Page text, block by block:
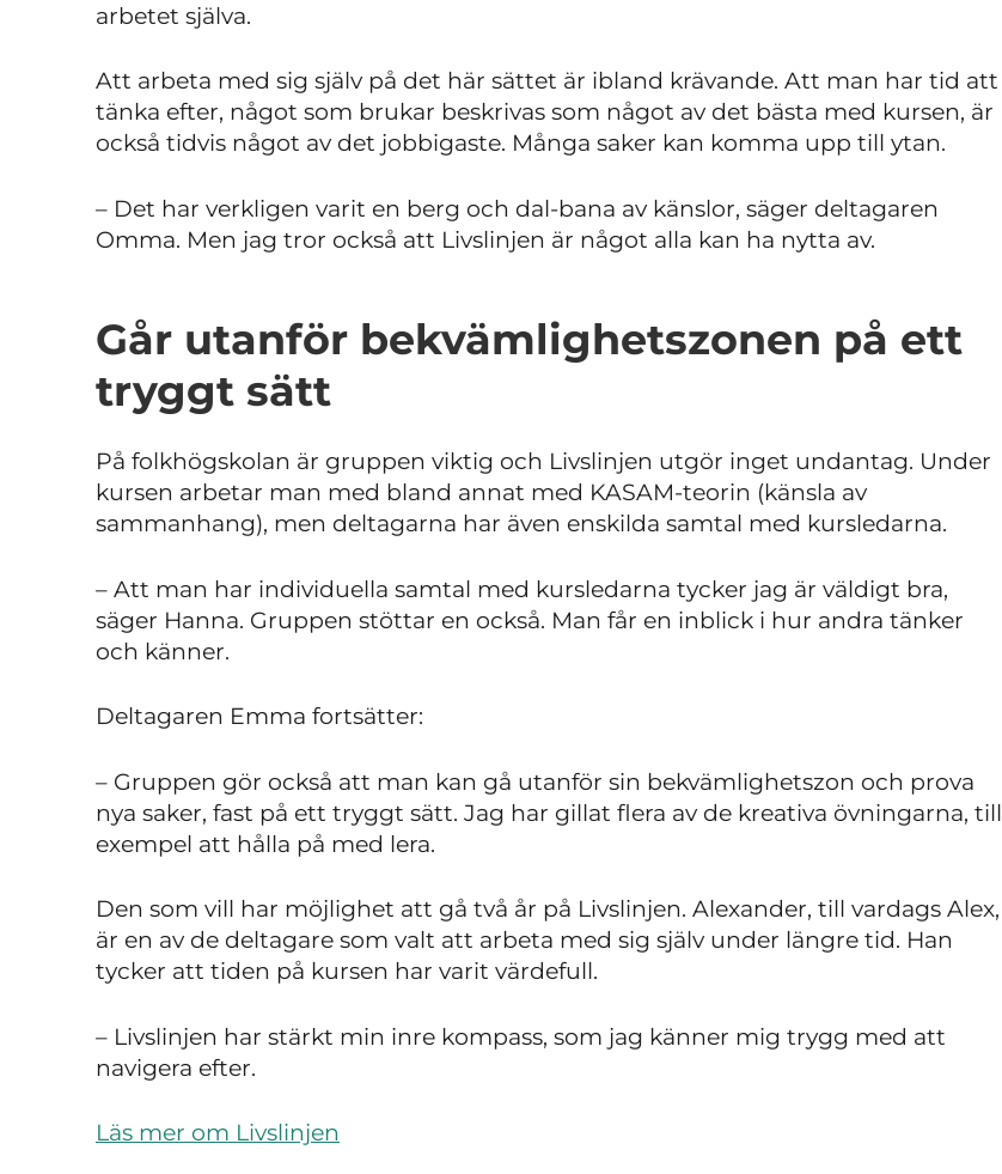
arbetet själva.
Att arbeta med sig själv på det här sättet är ibland krävande. Att man har tid att
tänka efter, något som brukar beskrivas som något av det bästa med kursen, är
också tidvis något av det jobbigaste. Många saker kan komma upp till ytan.
– Det har verkligen varit en berg och dal-bana av känslor, säger deltagaren
Omma. Men jag tror också att Livslinjen är något alla kan ha nytta av.
Går utanför bekvämlighetszonen på ett
tryggt sätt
På folkhögskolan är gruppen viktig och Livslinjen utgör inget undantag. Under
kursen arbetar man med bland annat med KASAM-teorin (känsla av
sammanhang), men deltagarna har även enskilda samtal med kursledarna.
– Att man har individuella samtal med kursledarna tycker jag är väldigt bra,
säger Hanna. Gruppen stöttar en också. Man får en inblick i hur andra tänker
och känner.
Deltagaren Emma fortsätter:
– Gruppen gör också att man kan gå utanför sin bekvämlighetszon och prova
nya saker, fast på ett tryggt sätt. Jag har gillat flera av de kreativa övningarna, till
exempel att hålla på med lera.
Den som vill har möjlighet att gå två år på Livslinjen. Alexander, till vardags Alex,
är en av de deltagare som valt att arbeta med sig själv under längre tid. Han
tycker att tiden på kursen har varit värdefull.
– Livslinjen har stärkt min inre kompass, som jag känner mig trygg med att
navigera efter.
Läs mer om Livslinjen